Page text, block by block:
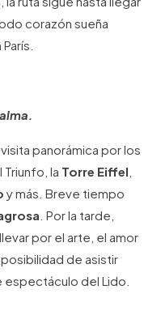
corazón sueña
panorámica por los
la Torre Eiffel
y más. Breve tiempo
. Por la tarde,
por el arte, el amor
de asistir
del Lido.